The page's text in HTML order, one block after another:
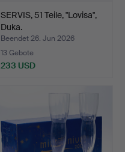
SERVIS, 51 Teile, "Lovisa",
Duka.
Beendet 26. Jun 2026
13 Gebote
233 USD